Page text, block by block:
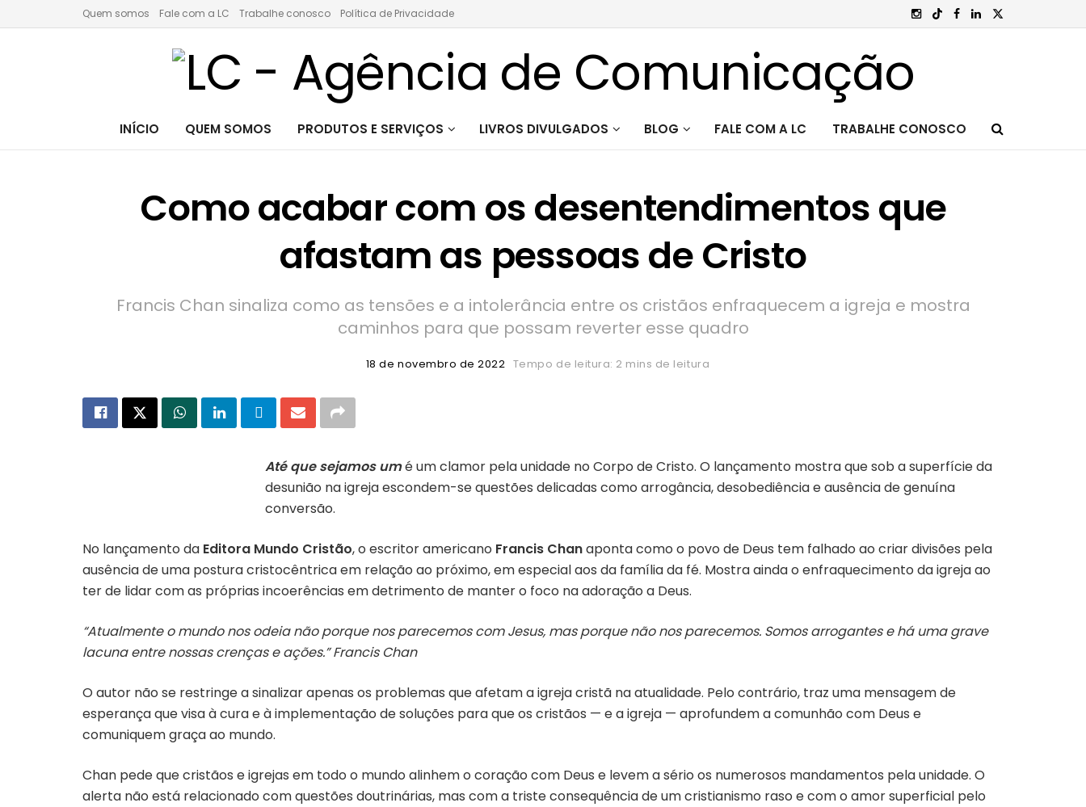
Quem somos Fale com a LC Trabalhe conosco Política de Privacidade
INÍCIO QUEM SOMOS PRODUTOS E SERVIÇOS LIVROS DIVULGADOS BLOG FALE COM A LC TRABALHE CONOSCO
Como acabar com os desentendimentos que
afastam as pessoas de Cristo
Francis Chan sinaliza como as tensões e a intolerância entre os cristãos enfraquecem a igreja e mostra
caminhos para que possam reverter esse quadro
18 de novembro de 2022 Tempo de leitura: 2 mins de leitura
Até que sejamos umé um clamor pela unidade no Corpo de Cristo. O lançamento mostra que sob a superfície da
desunião na igreja escondem-se questões delicadas como arrogância, desobediência e ausência de genuína
conversão.
No lançamento da Editora Mundo Cristão, o escritor americano Francis Chanaponta como o povo de Deus tem falhado ao criar divisões pela
ausência de uma postura cristocêntrica em relação ao próximo, em especial aos da família da fé. Mostra ainda o enfraquecimento da igreja ao
ter de lidar com as próprias incoerências em detrimento de manter o foco na adoração a Deus.
“Atualmente o mundo nos odeia não porque nos parecemos com Jesus, mas porque não nos parecemos. Somos arrogantes e há uma grave
lacuna entre nossas crenças e ações.” Francis Chan
O autor não se restringe a sinalizar apenas os problemas que afetam a igreja cristã na atualidade. Pelo contrário, traz uma mensagem de
esperança que visa à cura e à implementação de soluções para que os cristãos — e a igreja — aprofundem a comunhão com Deus e
comuniquem graça ao mundo.
Chan pede que cristãos e igrejas em todo o mundo alinhem o coração com Deus e levem a sério os numerosos mandamentos pela unidade. O
alerta não está relacionado com questões doutrinárias, mas com a triste consequência de um cristianismo raso e com o amor superficial pelo